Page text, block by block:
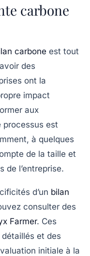
carbone
carbone est tout
des
ont la
impact
aux
processus est
à quelques
de la taille et
de l’entreprise.
d’un bilan
consulter des
Farmer. Ces
et des
initiale à la